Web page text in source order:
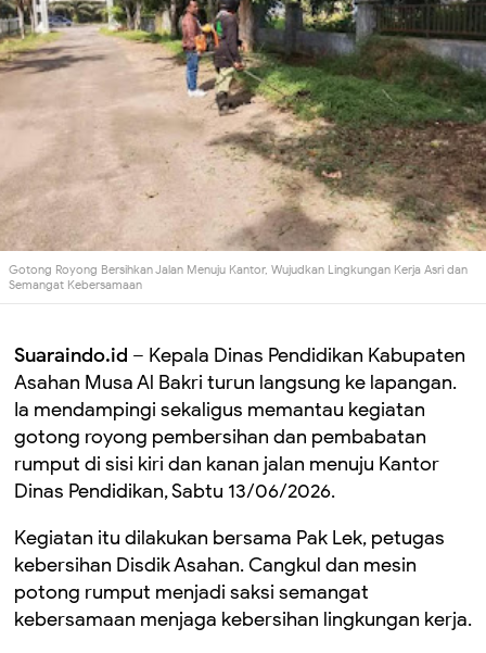
Gotong Royong Bersihkan Jalan Menuju Kantor, Wujudkan Lingkungan Kerja Asri dan
Semangat Kebersamaan
Suaraindo.id – Kepala Dinas Pendidikan Kabupaten
Asahan Musa Al Bakri turun langsung ke lapangan.
Ia mendampingi sekaligus memantau kegiatan
gotong royong pembersihan dan pembabatan
rumput di sisi kiri dan kanan jalan menuju Kantor
Dinas Pendidikan, Sabtu 13/06/2026.
Kegiatan itu dilakukan bersama Pak Lek, petugas
kebersihan Disdik Asahan. Cangkul dan mesin
potong rumput menjadi saksi semangat
kebersamaan menjaga kebersihan lingkungan kerja.